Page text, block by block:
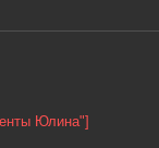
Юлина"]